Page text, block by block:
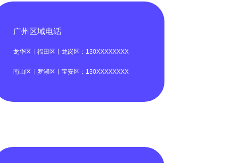
广州区域电话
龙华区丨福田区丨龙岗区：130XXXXXXXX
南山区丨罗湖区丨宝安区：130XXXXXXXX